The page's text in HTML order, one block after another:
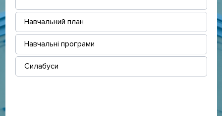
Навчальний план
Навчальні програми
Силабуси